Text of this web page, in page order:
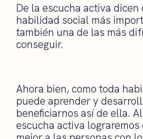
De la escucha activa dicen
habilidad social más
también una de las más
conseguir.
Ahora bien, como toda
puede aprender y
beneficiarnos así de ella.
escucha activa